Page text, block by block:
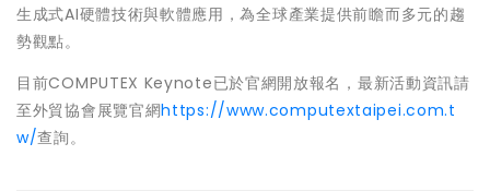
生成式AI硬體技術與軟體應用，為全球產業提供前瞻而多元的趨
勢觀點。
目前COMPUTEX Keynote已於官網開放報名，最新活動資訊請
至外貿協會展覽官網https://www.computextaipei.com.t
w/查詢。